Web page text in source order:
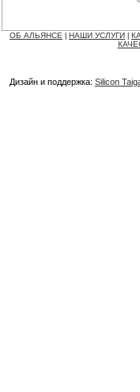
ОБ АЛЬЯНСЕ НАШИ УСЛУГИ
Дизайн и поддержка: Silicon